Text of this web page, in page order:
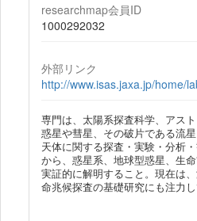
researchmap会員ID
1000292032
外部リンク
http://www.isas.jaxa.jp/home/
専門は、太陽系探査科学、アス
惑星や彗星、その破片である流
天体に関する探査・実験・分析
から、惑星系、地球型惑星、生
実証的に解明すること。現在は
命兆候探査の基礎研究にも注力し